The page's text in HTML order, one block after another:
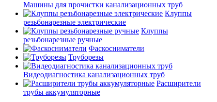
Машины для прочистки канализационных труб
Клуппы
резьбонарезные электрические
Клуппы
резьбонарезные ручные
Фаскосниматели
Труборезы
Видеодиагностика канализационных труб
Расширители
трубы аккумуляторные